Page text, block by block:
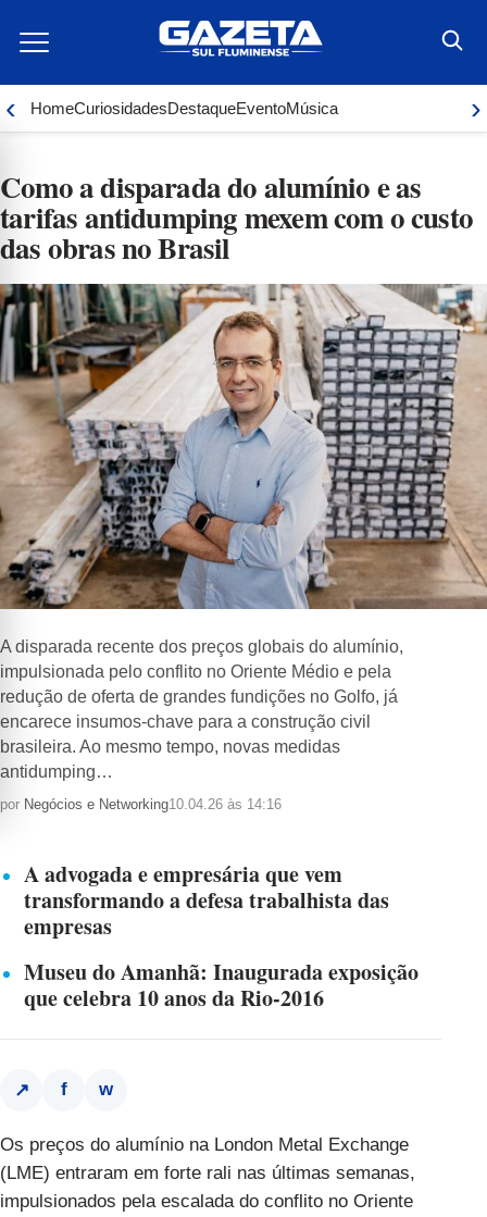
para
conteúdo
‹ HomeCuriosidadesDestaqueEventoMúsica ›
Como a disparada do alumínio e as
tarifas antidumping mexem com o custo
das obras no Brasil
A disparada recente dos preços globais do alumínio,
impulsionada pelo conflito no Oriente Médio e pela
redução de oferta de grandes fundições no Golfo, já
encarece insumos-chave para a construção civil
brasileira. Ao mesmo tempo, novas medidas
antidumping…
por Negócios e Networking10.04.26 às 14:16
A advogada e empresária que vem
transformando a defesa trabalhista das
empresas
Museu do Amanhã: Inaugurada exposição
que celebra 10 anos da Rio-2016
↗ f w
Os preços do alumínio na London Metal Exchange
(LME) entraram em forte rali nas últimas semanas,
impulsionados pela escalada do conflito no Oriente